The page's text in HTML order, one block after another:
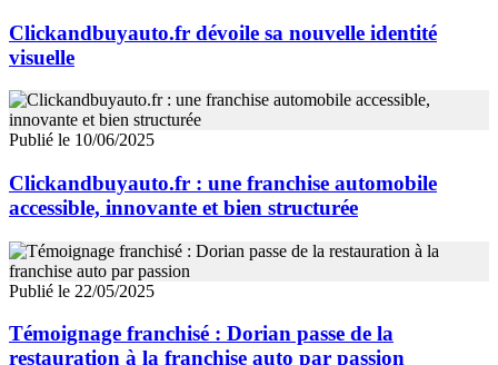
Clickandbuyauto.fr dévoile sa nouvelle identité
visuelle
Publié le 10/06/2025
Clickandbuyauto.fr : une franchise automobile
accessible, innovante et bien structurée
Publié le 22/05/2025
Témoignage franchisé : Dorian passe de la
restauration à la franchise auto par passion